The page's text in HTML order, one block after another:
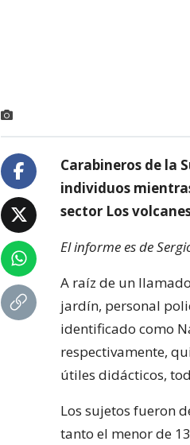
Carabineros de la
individuos
sector Los
El informe es de
A raíz de un
jardín, personal
identificado como
respectivamente,
útiles didácticos,
Los sujetos fueron
tanto el menor de